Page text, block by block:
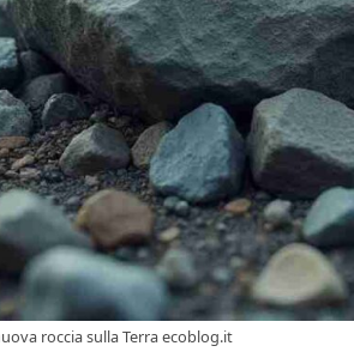
roccia sulla Terra ecoblog.it